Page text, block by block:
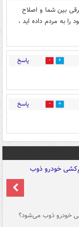
بين شما و اصلاح
به مردم داده ايد ،
10 پاسخ
3 پاسخ
خودرو ذوب می‌شود؟